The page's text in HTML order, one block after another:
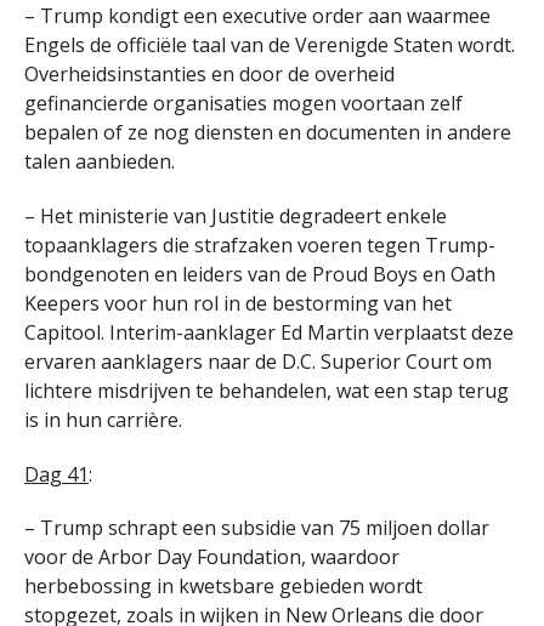
– Trump kondigt een executive order aan waarmee
Engels de officiële taal van de Verenigde Staten wordt.
Overheidsinstanties en door de overheid
gefinancierde organisaties mogen voortaan zelf
bepalen of ze nog diensten en documenten in andere
talen aanbieden.
– Het ministerie van Justitie degradeert enkele
topaanklagers die strafzaken voeren tegen Trump-
bondgenoten en leiders van de Proud Boys en Oath
Keepers voor hun rol in de bestorming van het
Capitool. Interim-aanklager Ed Martin verplaatst deze
ervaren aanklagers naar de D.C. Superior Court om
lichtere misdrijven te behandelen, wat een stap terug
is in hun carrière.
Dag 41:
– Trump schrapt een subsidie van 75 miljoen dollar
voor de Arbor Day Foundation, waardoor
herbebossing in kwetsbare gebieden wordt
stopgezet, zoals in wijken in New Orleans die door